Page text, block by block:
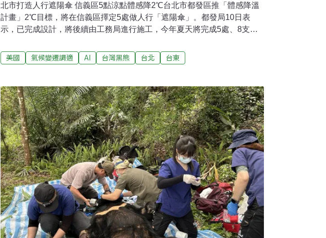
北市打造人行遮陽傘 信義區5點涼點體感降2℃台北市都發區推「體感降溫
計畫」2℃目標，將在信義區擇定5處做人行「遮陽傘」。都發局10日表
示，已完成設計，將後續由工務局進行施工，今年夏天將完成5處、8支示
收貴金屬著稱的上櫃公司金益鼎 ，位於竹市香山區的廠房12日傳出火警，
消防局出動大批警消前往灌救，燃燒面積為1000平方公尺，所幸無人員受
美國 氣候變遷調適 AI 台灣黑熊 台北 台東